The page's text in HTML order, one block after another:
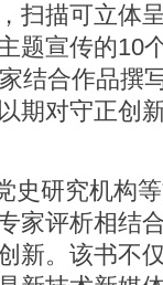
扫描可立体
题宣传的10
结合作品撰
期对守正创
史研究机构
家评析相结
新。该书不